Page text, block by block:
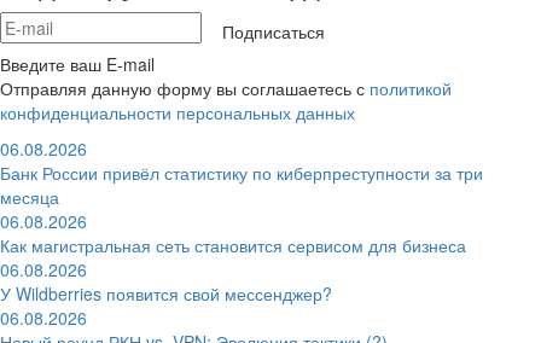
Подписаться
Введите ваш E-mail
Отправляя данную форму вы соглашаетесь с политикой
конфиденциальности персональных данных
06.08.2026
Банк России привёл статистику по киберпреступности за три
месяца
06.08.2026
Как магистральная сеть становится сервисом для бизнеса
06.08.2026
У Wildberries появится свой мессенджер?
06.08.2026